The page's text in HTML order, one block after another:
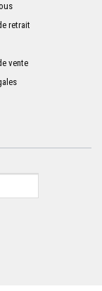
retrait
vente